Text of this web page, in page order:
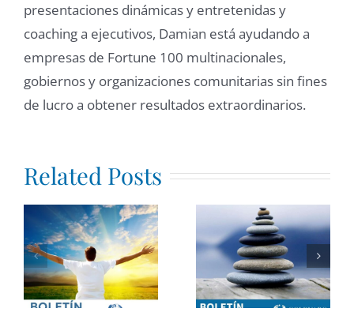
presentaciones dinámicas y entretenidas y
coaching a ejecutivos, Damian está ayudando a
empresas de Fortune 100 multinacionales,
gobiernos y organizaciones comunitarias sin fines
de lucro a obtener resultados extraordinarios.
Related Posts
El Arte de
Desarrollar
la
Paciencia
en un
Estrategias
para
navegar
tiempos